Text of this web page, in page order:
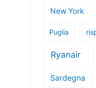
New York
Puglia
Ryanair
Sardegna